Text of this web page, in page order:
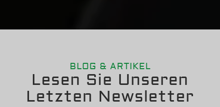
BLOG & ARTIKEL
Lesen Sie Unseren
Letzten Newsletter